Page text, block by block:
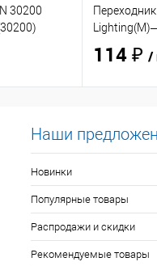
30200
114 ₽ /
Наши
Новинки
Популярные товары
Распродажи и скидки
Рекомендуемые товары